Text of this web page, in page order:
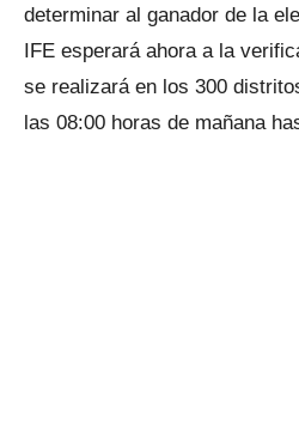
determinar al ganador de la
IFE esperará ahora a la
se realizará en los 300
las 08:00 horas de mañana